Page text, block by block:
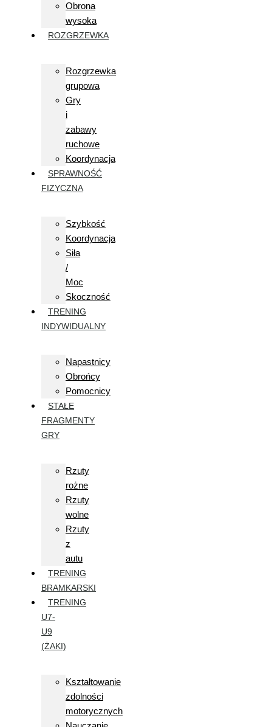
Obrona
wysoka
ROZGRZEWKA
Rozgrzewka
grupowa
Gry
i
zabawy
ruchowe
Koordynacja
SPRAWNOŚĆ
FIZYCZNA
Szybkość
Koordynacja
Siła
/
Moc
Skoczność
TRENING
INDYWIDUALNY
Napastnicy
Obrońcy
Pomocnicy
STAŁE
FRAGMENTY
GRY
Rzuty
rożne
Rzuty
wolne
Rzuty
z
autu
TRENING
BRAMKARSKI
TRENING
U7-
U9
(ŻAKI)
Kształtowanie
zdolności
motorycznych